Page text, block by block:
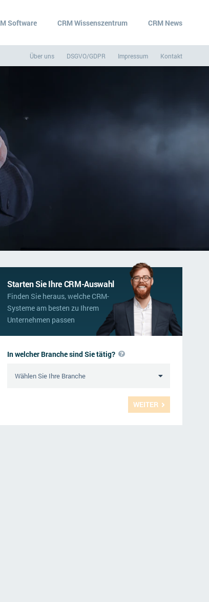
Software CRM Wissenszentrum CRM News
Über uns DSGVO/GDPR Impressum Kontakt
Starten Sie Ihre CRM-Auswahl
Finden Sie heraus, welche CRM-
Systeme am besten zu Ihrem
Unternehmen passen
WEITER
In welcher Branche sind Sie tätig?